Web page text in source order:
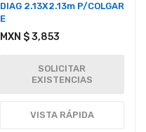
DIAG 2.13X2.13m P/COLGAR
E
MXN $ 3,853
SOLICITAR
EXISTENCIAS
VISTA RÁPIDA